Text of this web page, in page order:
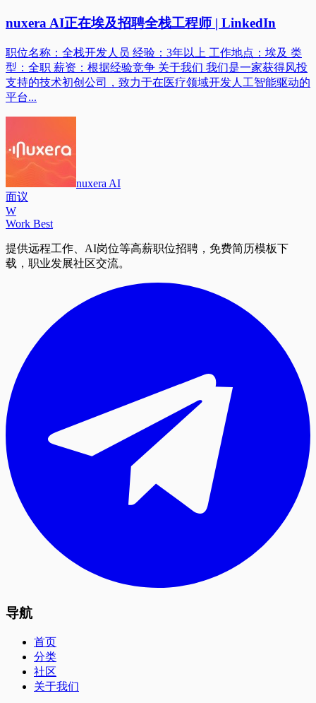
nuxera AI正在埃及招聘全栈工程师 | LinkedIn
职位名称：全栈开发人员 经验：3年以上 工作地点：埃及 类
型：全职 薪资：根据经验竞争 关于我们 我们是一家获得风投
支持的技术初创公司，致力于在医疗领域开发人工智能驱动的
平台...
nuxera AI
面议
W
Work Best
提供远程工作、AI岗位等高薪职位招聘，免费简历模板下
载，职业发展社区交流。
导航
首页
分类
社区
关于我们